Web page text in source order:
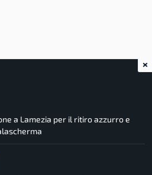
a Lamezia per il ritiro azzurro e
×